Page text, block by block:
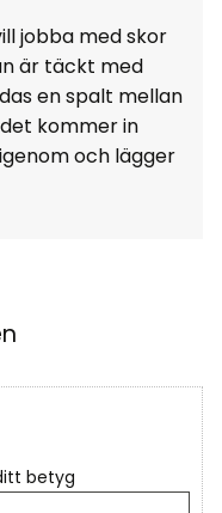
jobba med skor
är täckt med
en spalt mellan
kommer in
och lägger
betyg